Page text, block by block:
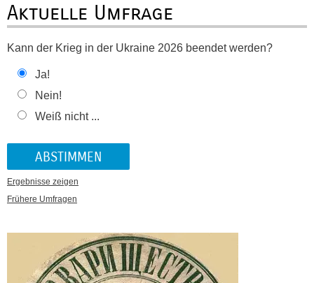
Aktuelle Umfrage
Kann der Krieg in der Ukraine 2026 beendet werden?
Ja!
Nein!
Weiß nicht ...
Ergebnisse zeigen
Frühere Umfragen